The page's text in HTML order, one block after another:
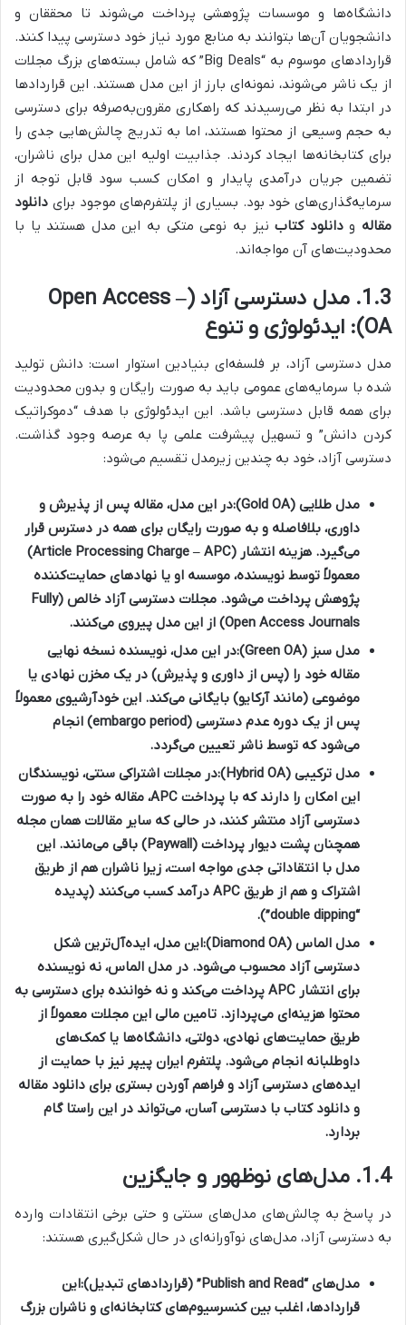
دانشگاه‌ها و موسسات پژوهشی پرداخت می‌شوند تا محققان و
دانشجویان آن‌ها بتوانند به منابع مورد نیاز خود دسترسی پیدا کنند.
قراردادهای موسوم به “Big Deals” که شامل بسته‌های بزرگ مجلات
از یک ناشر می‌شوند، نمونه‌ای بارز از این مدل هستند. این قراردادها
در ابتدا به نظر می‌رسیدند که راهکاری مقرون‌به‌صرفه برای دسترسی
به حجم وسیعی از محتوا هستند، اما به تدریج چالش‌هایی جدی را
برای کتابخانه‌ها ایجاد کردند. جذابیت اولیه این مدل برای ناشران،
تضمین جریان درآمدی پایدار و امکان کسب سود قابل توجه از
سرمایه‌گذاری‌های خود بود. بسیاری از پلتفرم‌های موجود برای دانلود
مقاله ودانلود کتابنیز به نوعی متکی به این مدل هستند یا با
محدودیت‌های آن مواجه‌اند.
1.3. مدل دسترسی آزاد (Open Access –
OA): ایدئولوژی و تنوع
مدل دسترسی آزاد، بر فلسفه‌ای بنیادین استوار است: دانش تولید
شده با سرمایه‌های عمومی باید به صورت رایگان و بدون محدودیت
برای همه قابل دسترسی باشد. این ایدئولوژی با هدف “دموکراتیک
کردن دانش” و تسهیل پیشرفت علمی پا به عرصه وجود گذاشت.
دسترسی آزاد، خود به چندین زیرمدل تقسیم می‌شود:
مدل طلایی (Gold OA):
در این مدل، مقاله پس از پذیرش و
داوری، بلافاصله و به صورت رایگان برای همه در دسترس قرار
می‌گیرد. هزینه انتشار (Article Processing Charge – APC)
معمولاً توسط نویسنده، موسسه او یا نهادهای حمایت‌کننده
پژوهش پرداخت می‌شود. مجلات دسترسی آزاد خالص (Fully
Open Access Journals) از این مدل پیروی می‌کنند.
مدل سبز (Green OA):
در این مدل، نویسنده نسخه نهایی
مقاله خود را (پس از داوری و پذیرش) در یک مخزن نهادی یا
موضوعی (مانند آرکایو) بایگانی می‌کند. این خودآرشیوی معمولاً
پس از یک دوره عدم دسترسی (embargo period) انجام
می‌شود که توسط ناشر تعیین می‌گردد.
مدل ترکیبی (Hybrid OA):
در مجلات اشتراکی سنتی، نویسندگان
این امکان را دارند که با پرداخت APC، مقاله خود را به صورت
دسترسی آزاد منتشر کنند، در حالی که سایر مقالات همان مجله
همچنان پشت دیوار پرداخت (Paywall) باقی می‌مانند. این
مدل با انتقاداتی جدی مواجه است، زیرا ناشران هم از طریق
اشتراک و هم از طریق APC درآمد کسب می‌کنند (پدیده
“double dipping”).
مدل الماس (Diamond OA):
این مدل، ایده‌آل‌ترین شکل
دسترسی آزاد محسوب می‌شود. در مدل الماس، نه نویسنده
برای انتشار APC پرداخت می‌کند و نه خواننده برای دسترسی به
محتوا هزینه‌ای می‌پردازد. تامین مالی این مجلات معمولاً از
طریق حمایت‌های نهادی، دولتی، دانشگاه‌ها یا کمک‌های
داوطلبانه انجام می‌شود. پلتفرم ایران پیپر نیز با حمایت از
ایده‌های دسترسی آزاد و فراهم آوردن بستری برای دانلود مقاله
و دانلود کتاب با دسترسی آسان، می‌تواند در این راستا گام
بردارد.
1.4. مدل‌های نوظهور و جایگزین
در پاسخ به چالش‌های مدل‌های سنتی و حتی برخی انتقادات وارده
به دسترسی آزاد، مدل‌های نوآورانه‌ای در حال شکل‌گیری هستند:
مدل‌های “Publish and Read” (قراردادهای تبدیل):
این
قراردادها، اغلب بین کنسرسیوم‌های کتابخانه‌ای و ناشران بزرگ